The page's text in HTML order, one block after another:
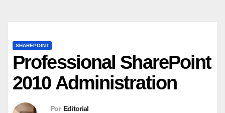
SHAREPOINT
Professional SharePoint
2010 Administration
Por Editorial